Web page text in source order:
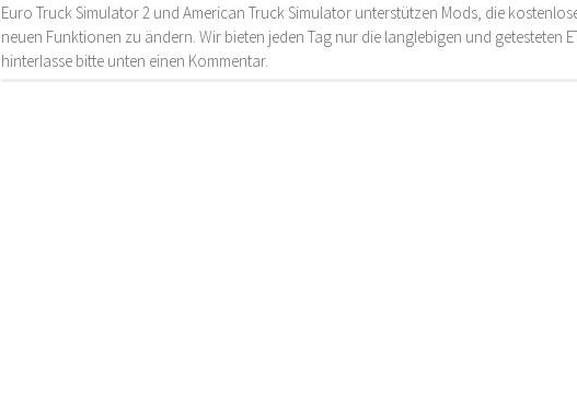
Euro Truck Simulator 2 und American Truck Simulator unterstützen Mods, die
neuen Funktionen zu ändern. Wir bieten jeden Tag nur die langlebigen und getesteten
hinterlasse bitte unten einen Kommentar.